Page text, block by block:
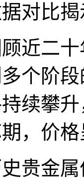
对比
近二
个阶
续攀
，价
贵金